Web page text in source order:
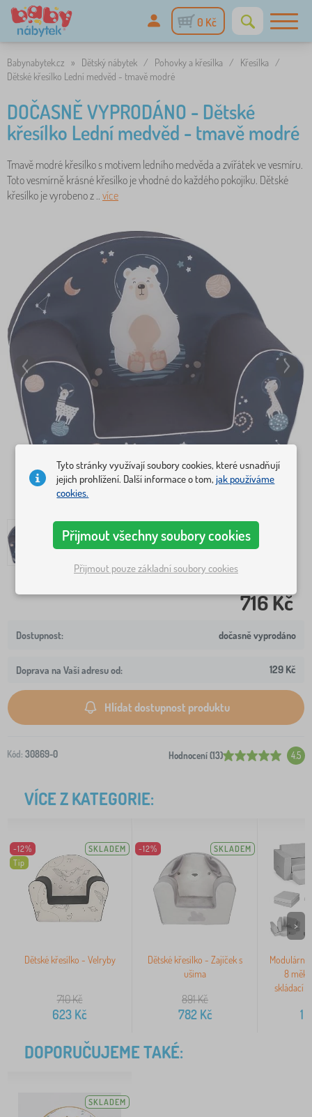
0 Kč
Babynabytek.cz » Dětský nábytek / Pohovky a křesílka / Křesílka
/
Dětské křesílko Lední medvěd - tmavě modré
DOČASNĚ VYPRODÁNO - Dětské
křesílko Lední medvěd - tmavě modré
Tmavě modré křesílko s motivem ledního medvěda a zvířátek ve vesmíru.
Toto vesmírně krásné křesílko je vhodné do každého pokojíku. Dětské
křesílko je vyrobeno z .. více
716 Kč
dočasně vyprodáno
Doprava na Vaši adresu od: 129 Kč
Hlídat dostupnost produktu
Kód: 30869-0 Hodnocení (13) 4.5
VÍCE Z KATEGORIE:
-12%
Tip
SKLADEM
Dětské křesílko - Velryby
710Kč
623 Kč
-12% SKLADEM
Dětské křesílko - Zajíček s
ušima
891Kč
782Kč
Modulární
8
skládací -
1
>
DOPORUČUJEME TAKÉ:
SKLADEM
Tyto stránky využívají soubory cookies, které usnadňují
jejich prohlížení. Další informace o tom,jak používáme
cookies.
Přijmout všechny soubory cookies
Přijmout pouze základní soubory cookies